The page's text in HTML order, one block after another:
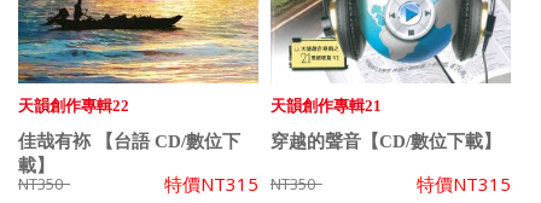
天韻創作專輯22
佳哉有袮 【台語 CD/數位下
載】
NT350 特價NT315
天韻創作專輯21
穿越的聲音【CD/數位下載】
NT350 特價NT315